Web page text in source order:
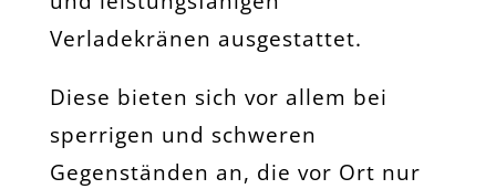
Verladekränen ausgestattet.
Diese bieten sich vor allem bei
sperrigen und schweren
Gegenständen an, die vor Ort nur